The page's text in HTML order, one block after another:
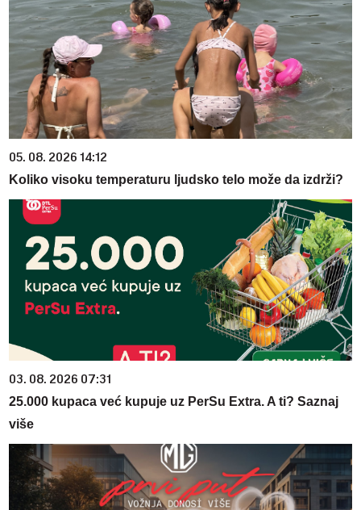
05. 08. 2026 14:12
Koliko visoku temperaturu ljudsko telo može da izdrži?
03. 08. 2026 07:31
25.000 kupaca već kupuje uz PerSu Extra. A ti? Saznaj
više